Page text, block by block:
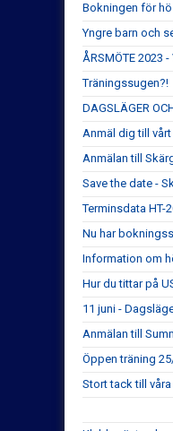
Bokningen för
Yngre barn och
ÅRSMÖTE 2023
Träningssugen?!
DAGSLÄGER
Anmäl dig till
Anmälan till
Save the date -
Terminsdata HT-
Nu har
Information om
Hur du tittar på
11 juni -
Anmälan till
Öppen träning
Stort tack till